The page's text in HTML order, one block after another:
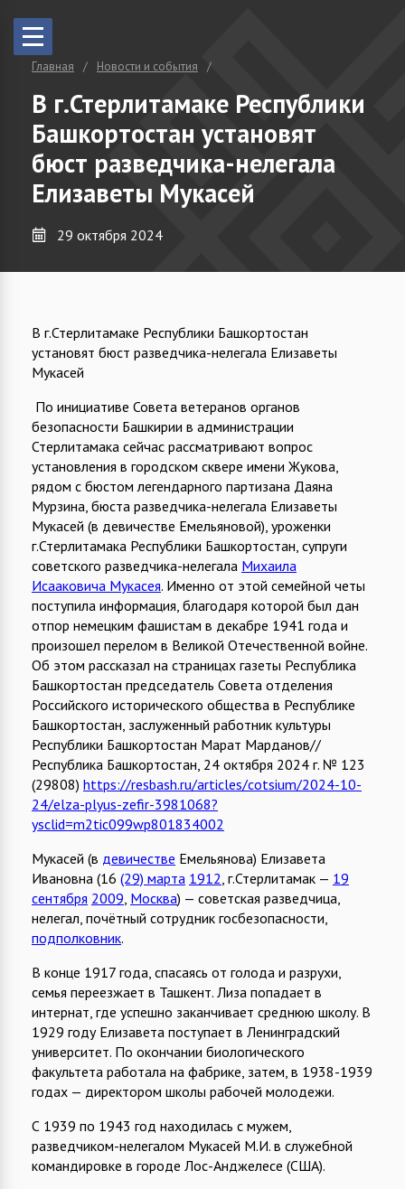
Главная Новости и события
В г.Стерлитамаке Республики
Башкортостан установят
бюст разведчика-нелегала
Елизаветы Мукасей
29 октября 2024
В г.Стерлитамаке Республики Башкортостан
установят бюст разведчика-нелегала Елизаветы
Мукасей
По инициативе Совета ветеранов органов
безопасности Башкирии в администрации
Стерлитамака сейчас рассматривают вопрос
установления в городском сквере имени Жукова,
рядом с бюстом легендарного партизана Даяна
Мурзина, бюста разведчика-нелегала Елизаветы
Мукасей (в девичестве Емельяновой), уроженки
г.Стерлитамака Республики Башкортостан, супруги
советского разведчика-нелегала Михаила
Исааковича Мукасея. Именно от этой семейной четы
поступила информация, благодаря которой был дан
отпор немецким фашистам в декабре 1941 года и
произошел перелом в Великой Отечественной войне.
Об этом рассказал на страницах газеты Республика
Башкортостан председатель Совета отделения
Российского исторического общества в Республике
Башкортостан, заслуженный работник культуры
Республики Башкортостан Марат Марданов//
Республика Башкортостан, 24 октября 2024 г. № 123
(29808) https://resbash.ru/articles/cotsium/2024-10-
24/elza-plyus-zefir-3981068?
ysclid=m2tic099wp801834002
Мукасей (в девичестве Емельянова) Елизавета
Ивановна (16 (29) марта 1912 , г.Стерлитамак — 19
сентября 2009 Москва) — советская разведчица,
нелегал, почётный сотрудник госбезопасности,
подполковник.
В конце 1917 года, спасаясь от голода и разрухи,
семья переезжает в Ташкент. Лиза попадает в
интернат, где успешно заканчивает среднюю школу. В
1929 году Елизавета поступает в Ленинградский
университет. По окончании биологического
факультета работала на фабрике, затем, в 1938-1939
годах — директором школы рабочей молодежи.
С 1939 по 1943 год находилась с мужем,
разведчиком-нелегалом Мукасей М.И. в служебной
командировке в городе Лос-Анджелесе (США).